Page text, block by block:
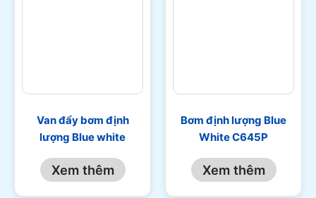
Van đẩy bơm định
lượng Blue white
Xem thêm
Bơm định lượng Blue
White C645P
Xem thêm